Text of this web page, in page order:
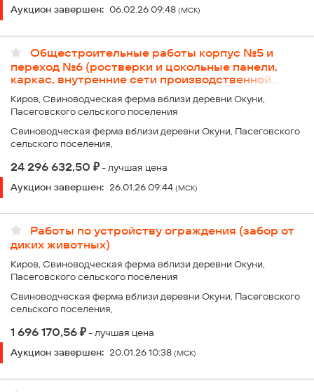
Аукцион завершен: 06.02.26 09:48 (МСК)
Общестроительные работы корпус №5 и
переход №6 (ростверки и цокольные панели,
каркас, внутренние сети производственной
перегородки и перекрытия)
Киров, Свиноводческая ферма вблизи деревни Окуни,
Пасеговского сельского поселения
Свиноводческая ферма вблизи деревни Окуни, Пасеговского
сельского поселения,
24 296 632,50 ₽- лучшая цена
Аукцион завершен: 26.01.26 09:44 (МСК)
Работы по устройству ограждения (забор от
диких животных)
Киров, Свиноводческая ферма вблизи деревни Окуни,
Пасеговского сельского поселения
Свиноводческая ферма вблизи деревни Окуни, Пасеговского
сельского поселения,
1 696 170,56 ₽- лучшая цена
Аукцион завершен: 20.01.26 10:38 (МСК)